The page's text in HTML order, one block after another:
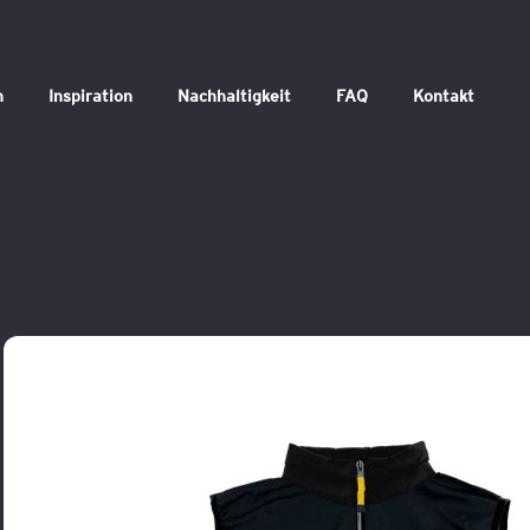
Inspiration Nachhaltigkeit FAQ Kontakt